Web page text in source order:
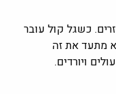
כשגל קול עובר
מתעד את זה
ויורדים.